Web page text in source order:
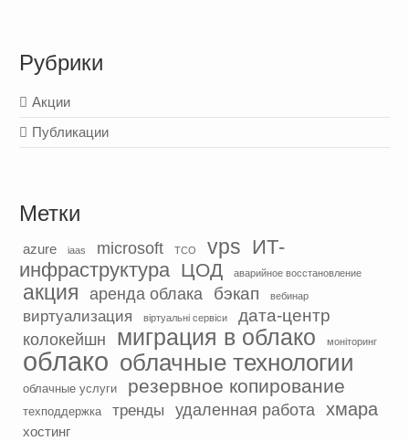
Рубрики
Акции
Публикации
Метки
azure iaas microsoft TCO vps ИТ-
инфраструктура ЦОД аварийное восстановление
акция аренда облака бэкап вебинар
виртуализация віртуальні сервіси дата-центр
колокейшн миграция в облако моніторинг
облако облачные технологии
облачные услуги резервное копирование
техподдержка тренды удаленная работа хмара
хостинг